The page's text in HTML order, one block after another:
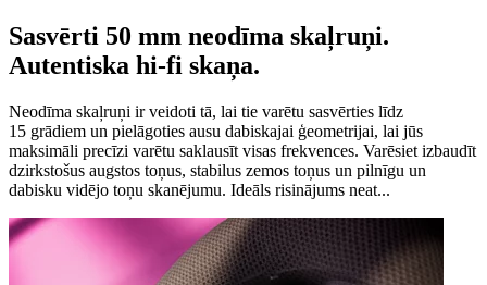
Sasvērti 50 mm neodīma skaļruņi.
Autentiska hi-fi skaņa.
Neodīma skaļruņi ir veidoti tā, lai tie varētu sasvērties līdz
15 grādiem un pielāgoties ausu dabiskajai ģeometrijai, lai jūs
maksimāli precīzi varētu saklausīt visas frekvences. Varēsiet izbaudīt
dzirkstošus augstos toņus, stabilus zemos toņus un pilnīgu un
dabisku vidējo toņu skanējumu. Ideāls risinājums neat...